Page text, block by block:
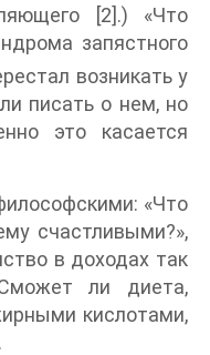
[2].) «Что
запястного
возникать у
писать о нем, но
это касается
«Что
счастливыми?»,
в доходах так
ли диета,
кислотами,